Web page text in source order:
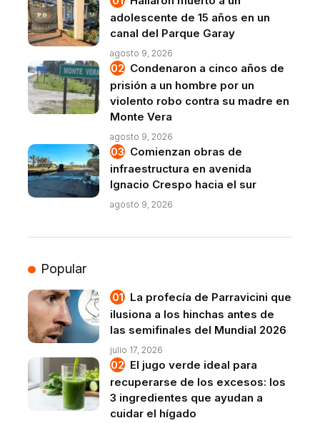
adolescente de 15 años en un
canal del Parque Garay
agosto 9, 2026
Condenaron a cinco años de
prisión a un hombre por un
violento robo contra su madre en
Monte Vera
agosto 9, 2026
Comienzan obras de
infraestructura en avenida
Ignacio Crespo hacia el sur
agosto 9, 2026
Popular
La profecía de Parravicini que
ilusiona a los hinchas antes de
las semifinales del Mundial 2026
julio 17, 2026
El jugo verde ideal para
recuperarse de los excesos: los
3 ingredientes que ayudan a
cuidar el hígado